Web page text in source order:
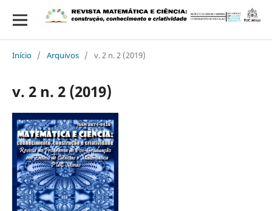
Início / Arquivos / v. 2 n. 2 (2019)
v. 2 n. 2 (2019)